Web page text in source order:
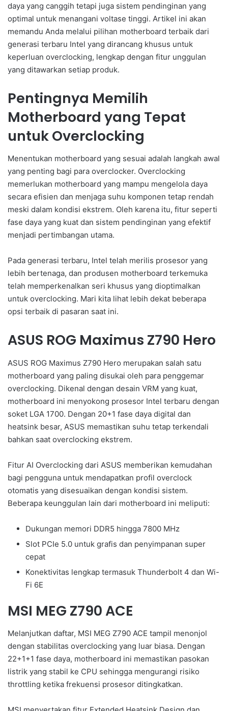
daya yang canggih tetapi juga sistem pendinginan yang
optimal untuk menangani voltase tinggi. Artikel ini akan
memandu Anda melalui pilihan motherboard terbaik dari
generasi terbaru Intel yang dirancang khusus untuk
keperluan overclocking, lengkap dengan fitur unggulan
yang ditawarkan setiap produk.
Pentingnya Memilih
Motherboard yang Tepat
untuk Overclocking
Menentukan motherboard yang sesuai adalah langkah awal
yang penting bagi para overclocker. Overclocking
memerlukan motherboard yang mampu mengelola daya
secara efisien dan menjaga suhu komponen tetap rendah
meski dalam kondisi ekstrem. Oleh karena itu, fitur seperti
fase daya yang kuat dan sistem pendinginan yang efektif
menjadi pertimbangan utama.
Pada generasi terbaru, Intel telah merilis prosesor yang
lebih bertenaga, dan produsen motherboard terkemuka
telah memperkenalkan seri khusus yang dioptimalkan
untuk overclocking. Mari kita lihat lebih dekat beberapa
opsi terbaik di pasaran saat ini.
ASUS ROG Maximus Z790 Hero
ASUS ROG Maximus Z790 Hero merupakan salah satu
motherboard yang paling disukai oleh para penggemar
overclocking. Dikenal dengan desain VRM yang kuat,
motherboard ini menyokong prosesor Intel terbaru dengan
soket LGA 1700. Dengan 20+1 fase daya digital dan
heatsink besar, ASUS memastikan suhu tetap terkendali
bahkan saat overclocking ekstrem.
Fitur AI Overclocking dari ASUS memberikan kemudahan
bagi pengguna untuk mendapatkan profil overclock
otomatis yang disesuaikan dengan kondisi sistem.
Beberapa keunggulan lain dari motherboard ini meliputi:
Dukungan memori DDR5 hingga 7800 MHz
Slot PCIe 5.0 untuk grafis dan penyimpanan super
cepat
Konektivitas lengkap termasuk Thunderbolt 4 dan Wi-
Fi 6E
MSI MEG Z790 ACE
Melanjutkan daftar, MSI MEG Z790 ACE tampil menonjol
dengan stabilitas overclocking yang luar biasa. Dengan
22+1+1 fase daya, motherboard ini memastikan pasokan
listrik yang stabil ke CPU sehingga mengurangi risiko
throttling ketika frekuensi prosesor ditingkatkan.